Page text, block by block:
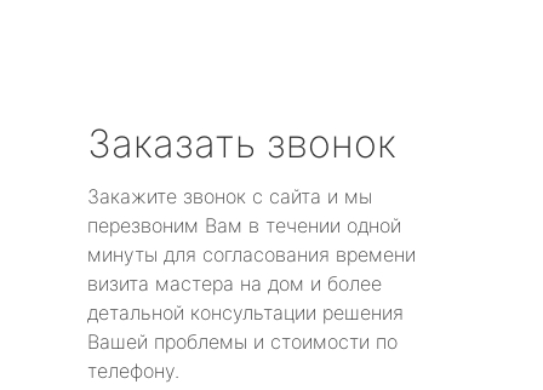
Заказать звонок
Закажите звонок с сайта и мы
перезвоним Вам в течении одной
минуты для согласования времени
визита мастера на дом и более
детальной консультации решения
Вашей проблемы и стоимости по
телефону.